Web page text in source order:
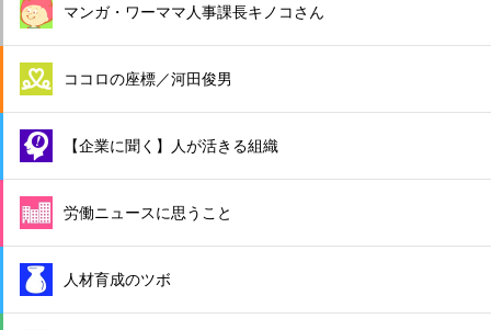
マンガ・ワーママ人事課長キノコさん
ココロの座標／河田俊男
【企業に聞く】人が活きる組織
労働ニュースに思うこと
人材育成のツボ